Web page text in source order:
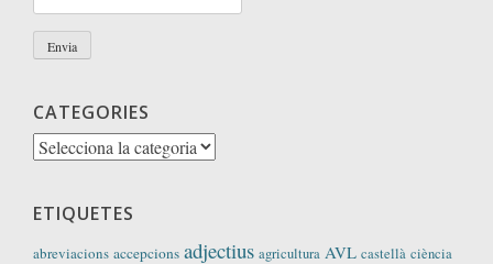
CATEGORIES
Categories
ETIQUETES
abreviacions accepcions adjectius agricultura AVL castellà ciència